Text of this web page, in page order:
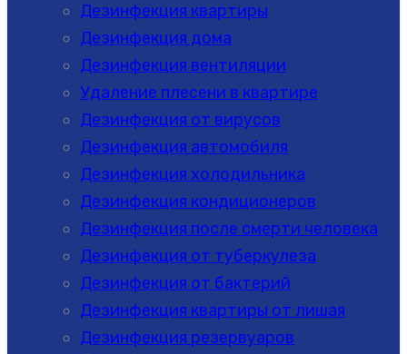
Дезинфекция квартиры
Дезинфекция дома
Дезинфекция вентиляции
Удаление плесени в квартире
Дезинфекция от вирусов
Дезинфекция автомобиля
Дезинфекция холодильника
Дезинфекция кондиционеров
Дезинфекция после смерти человека
Дезинфекция от туберкулеза
Дезинфекция от бактерий
Дезинфекция квартиры от лишая
Дезинфекция резервуаров